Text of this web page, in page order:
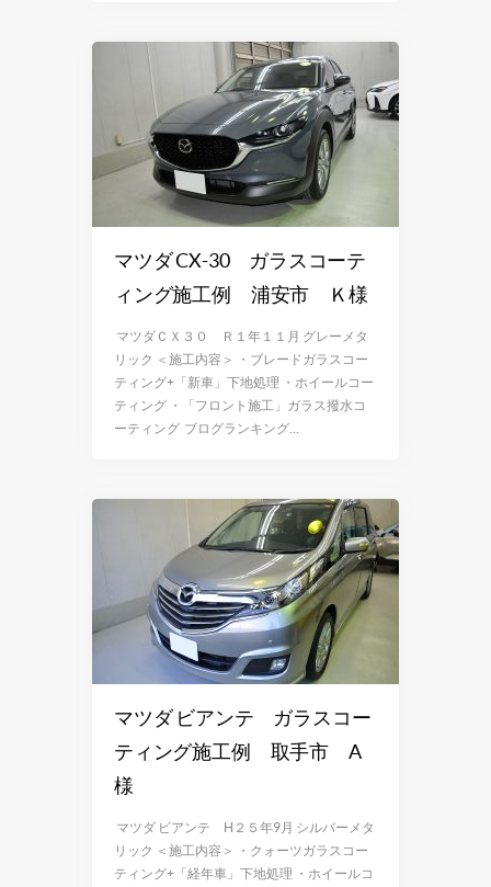
マツダ CX-30 ガラスコーテ
ィング施工例 浦安市 Ｋ様
マツダＣＸ３０ Ｒ１年１１月 グレーメタ
リック ＜施工内容＞ ・ブレードガラスコー
ティング+「新車」下地処理 ・ホイールコー
ティング ・「フロント施工」ガラス撥水コ
ーティング ブログランキング…
マツダ ビアンテ ガラスコー
ティング施工例 取手市 A
様
マツダ ビアンテ H２５年9月 シルバーメタ
リック ＜施工内容＞ ・クォーツガラスコー
ティング+「経年車」下地処理 ・ホイールコ